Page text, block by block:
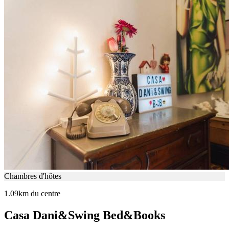
Chambres d'hôtes
1.09km du centre
Casa Dani&Swing Bed&Books